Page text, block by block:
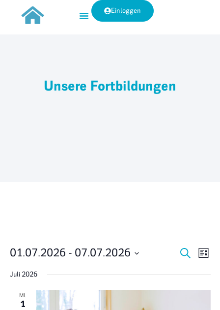
Einloggen
Unsere Fortbildungen
Suche
und
Suche
Liste
01.07.2026 - 07.07.2026
wählen.
Juli 2026
MI.
1